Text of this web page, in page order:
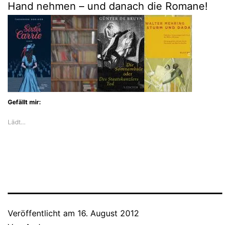
Hand nehmen – und danach die Romane!
Gefällt mir:
Lädt…
Veröffentlicht am 16. August 2012